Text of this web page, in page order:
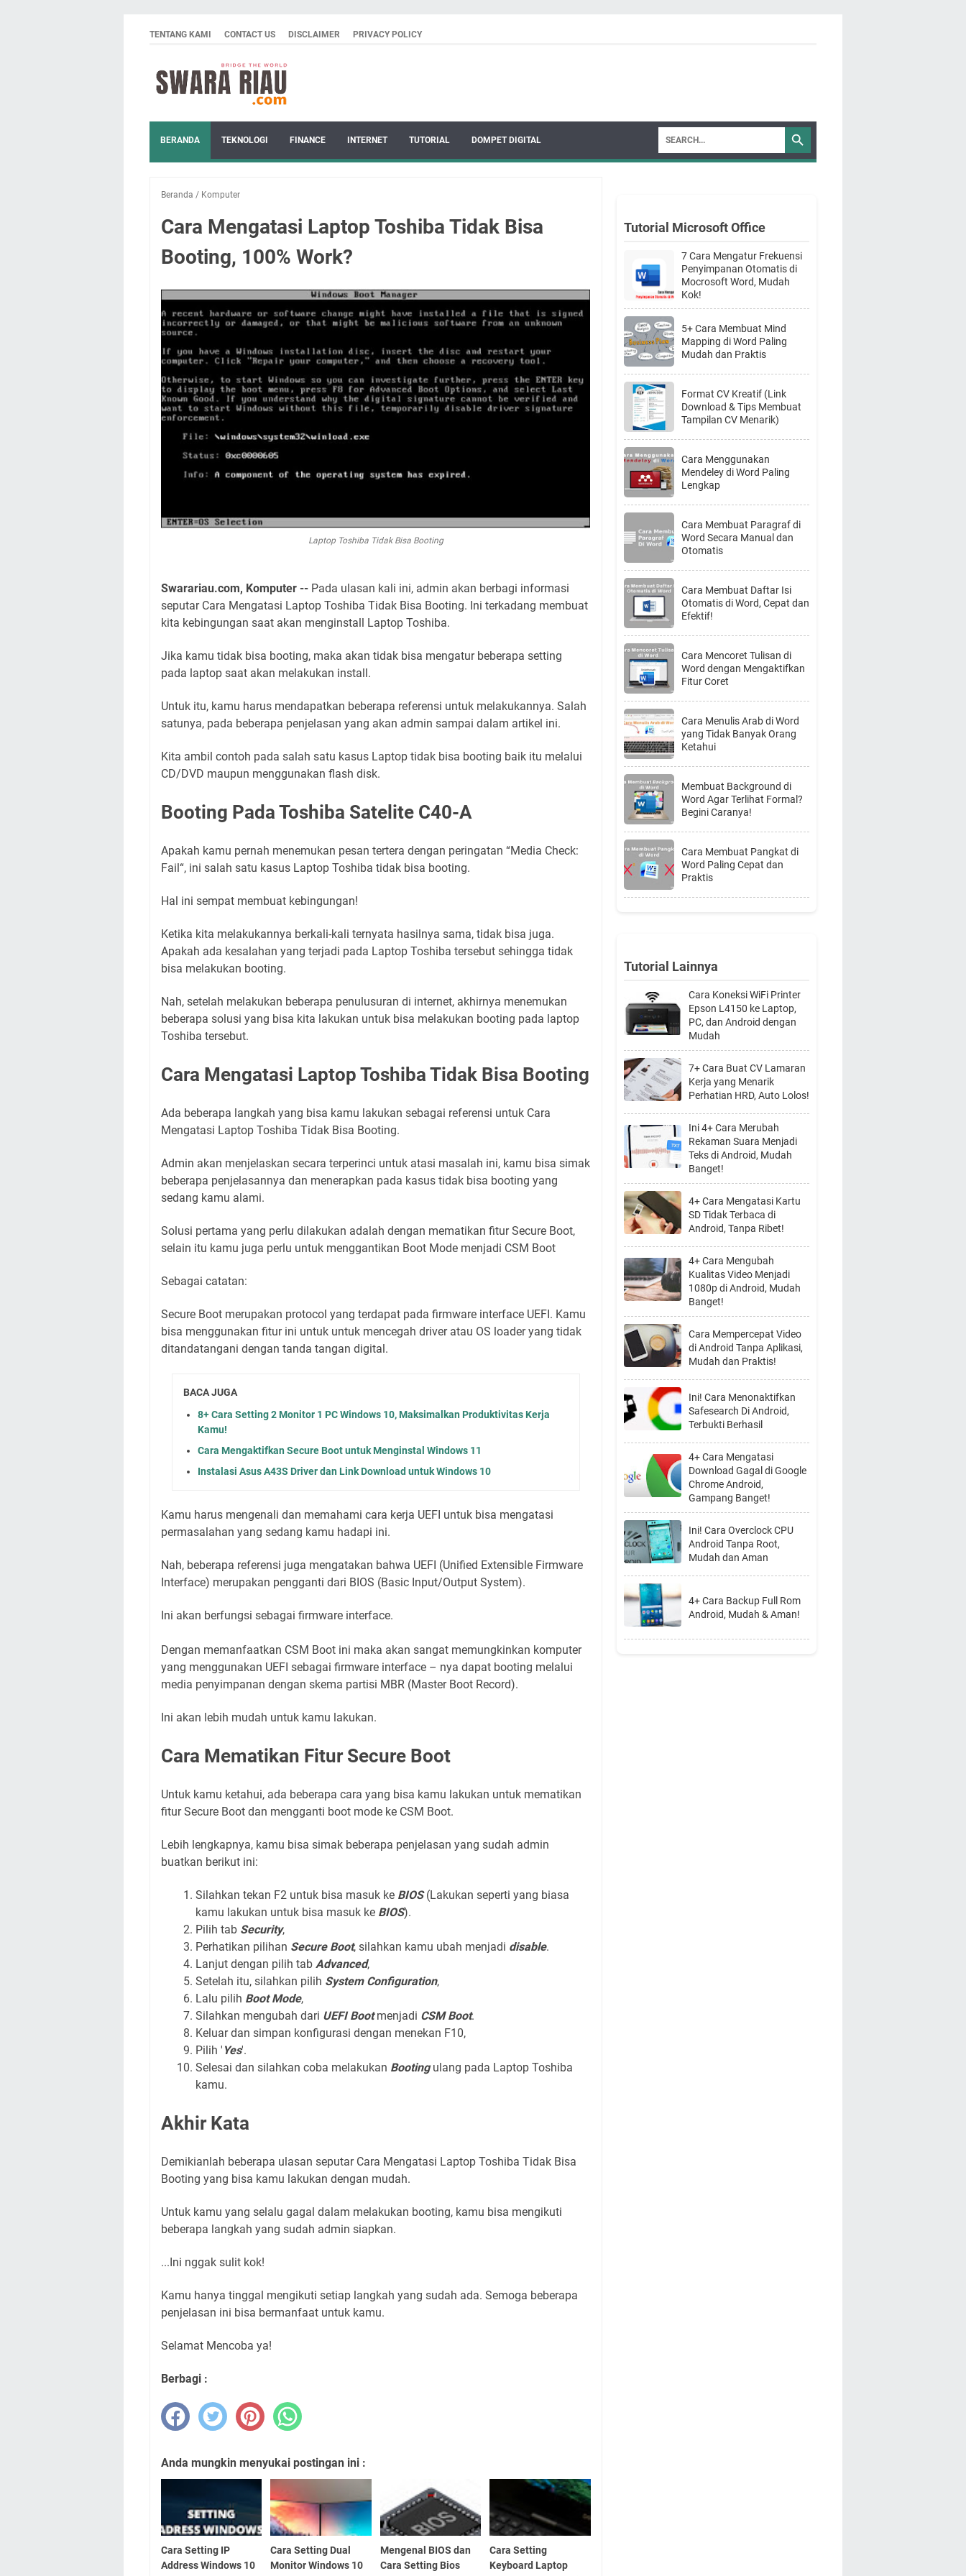
TENTANG KAMI CONTACT US DISCLAIMER PRIVACY POLICY
BERANDA TEKNOLOGI FINANCE INTERNET TUTORIAL DOMPET DIGITAL
Beranda / Komputer
Cara Mengatasi Laptop Toshiba Tidak Bisa
Booting, 100% Work?
Laptop Toshiba Tidak Bisa Booting
Swarariau.com, Komputer -- Pada ulasan kali ini, admin akan berbagi informasi
seputar Cara Mengatasi Laptop Toshiba Tidak Bisa Booting. Ini terkadang membuat
kita kebingungan saat akan menginstall Laptop Toshiba.
Jika kamu tidak bisa booting, maka akan tidak bisa mengatur beberapa setting
pada laptop saat akan melakukan install.
Untuk itu, kamu harus mendapatkan beberapa referensi untuk melakukannya. Salah
satunya, pada beberapa penjelasan yang akan admin sampai dalam artikel ini.
Kita ambil contoh pada salah satu kasus Laptop tidak bisa booting baik itu melalui
CD/DVD maupun menggunakan flash disk.
Booting Pada Toshiba Satelite C40-A
Apakah kamu pernah menemukan pesan tertera dengan peringatan “Media Check:
Fail“, ini salah satu kasus Laptop Toshiba tidak bisa booting.
Hal ini sempat membuat kebingungan!
Ketika kita melakukannya berkali-kali ternyata hasilnya sama, tidak bisa juga.
Apakah ada kesalahan yang terjadi pada Laptop Toshiba tersebut sehingga tidak
bisa melakukan booting.
Nah, setelah melakukan beberapa penulusuran di internet, akhirnya menemukan
beberapa solusi yang bisa kita lakukan untuk bisa melakukan booting pada laptop
Toshiba tersebut.
Cara Mengatasi Laptop Toshiba Tidak Bisa Booting
Ada beberapa langkah yang bisa kamu lakukan sebagai referensi untuk Cara
Mengatasi Laptop Toshiba Tidak Bisa Booting.
Admin akan menjelaskan secara terperinci untuk atasi masalah ini, kamu bisa simak
beberapa penjelasannya dan menerapkan pada kasus tidak bisa booting yang
sedang kamu alami.
Solusi pertama yang perlu dilakukan adalah dengan mematikan fitur Secure Boot,
selain itu kamu juga perlu untuk menggantikan Boot Mode menjadi CSM Boot
Sebagai catatan:
Secure Boot merupakan protocol yang terdapat pada firmware interface UEFI. Kamu
bisa menggunakan fitur ini untuk untuk mencegah driver atau OS loader yang tidak
ditandatangani dengan tanda tangan digital.
BACA JUGA
8+ Cara Setting 2 Monitor 1 PC Windows 10, Maksimalkan Produktivitas Kerja
Kamu!
Cara Mengaktifkan Secure Boot untuk Menginstal Windows 11
Instalasi Asus A43S Driver dan Link Download untuk Windows 10
Kamu harus mengenali dan memahami cara kerja UEFI untuk bisa mengatasi
permasalahan yang sedang kamu hadapi ini.
Nah, beberapa referensi juga mengatakan bahwa UEFI (Unified Extensible Firmware
Interface) merupakan pengganti dari BIOS (Basic Input/Output System).
Ini akan berfungsi sebagai firmware interface.
Dengan memanfaatkan CSM Boot ini maka akan sangat memungkinkan komputer
yang menggunakan UEFI sebagai firmware interface – nya dapat booting melalui
media penyimpanan dengan skema partisi MBR (Master Boot Record).
Ini akan lebih mudah untuk kamu lakukan.
Cara Mematikan Fitur Secure Boot
Untuk kamu ketahui, ada beberapa cara yang bisa kamu lakukan untuk mematikan
fitur Secure Boot dan mengganti boot mode ke CSM Boot.
Lebih lengkapnya, kamu bisa simak beberapa penjelasan yang sudah admin
buatkan berikut ini:
Silahkan tekan F2 untuk bisa masuk ke BIOS(Lakukan seperti yang biasa
kamu lakukan untuk bisa masuk ke BIOS).
Pilih tab Security,
Perhatikan pilihan Secure Boot, silahkan kamu ubah menjadi disable.
Lanjut dengan pilih tab Advanced,
Setelah itu, silahkan pilih System Configuration,
Lalu pilih Boot Mode,
Silahkan mengubah dari UEFI Bootmenjadi CSM Boot.
Keluar dan simpan konfigurasi dengan menekan F10,
Pilih ' Yes'.
Selesai dan silahkan coba melakukan Bootingulang pada Laptop Toshiba
kamu.
Akhir Kata
Demikianlah beberapa ulasan seputar Cara Mengatasi Laptop Toshiba Tidak Bisa
Booting yang bisa kamu lakukan dengan mudah.
Untuk kamu yang selalu gagal dalam melakukan booting, kamu bisa mengikuti
beberapa langkah yang sudah admin siapkan.
...Ini nggak sulit kok!
Kamu hanya tinggal mengikuti setiap langkah yang sudah ada. Semoga beberapa
penjelasan ini bisa bermanfaat untuk kamu.
Selamat Mencoba ya!
Berbagi :
Anda mungkin menyukai postingan ini :
Cara Setting IP
Address Windows 10
Cara Setting Dual
Monitor Windows 10
Mengenal BIOS dan
Cara Setting Bios
Cara Setting
Keyboard Laptop
Tutorial Microsoft Office
7 Cara Mengatur Frekuensi
Penyimpanan Otomatis di
Mocrosoft Word, Mudah
Kok!
5+ Cara Membuat Mind
Mapping di Word Paling
Mudah dan Praktis
Format CV Kreatif (Link
Download & Tips Membuat
Tampilan CV Menarik)
Cara Menggunakan
Mendeley di Word Paling
Lengkap
Cara Membuat Paragraf di
Word Secara Manual dan
Otomatis
Cara Membuat Daftar Isi
Otomatis di Word, Cepat dan
Efektif!
Cara Mencoret Tulisan di
Word dengan Mengaktifkan
Fitur Coret
Cara Menulis Arab di Word
yang Tidak Banyak Orang
Ketahui
Membuat Background di
Word Agar Terlihat Formal?
Begini Caranya!
Cara Membuat Pangkat di
Word Paling Cepat dan
Praktis
Tutorial Lainnya
Cara Koneksi WiFi Printer
Epson L4150 ke Laptop,
PC, dan Android dengan
Mudah
7+ Cara Buat CV Lamaran
Kerja yang Menarik
Perhatian HRD, Auto Lolos!
Ini 4+ Cara Merubah
Rekaman Suara Menjadi
Teks di Android, Mudah
Banget!
4+ Cara Mengatasi Kartu
SD Tidak Terbaca di
Android, Tanpa Ribet!
4+ Cara Mengubah
Kualitas Video Menjadi
1080p di Android, Mudah
Banget!
Cara Mempercepat Video
di Android Tanpa Aplikasi,
Mudah dan Praktis!
Ini! Cara Menonaktifkan
Safesearch Di Android,
Terbukti Berhasil
4+ Cara Mengatasi
Download Gagal di Google
Chrome Android,
Gampang Banget!
Ini! Cara Overclock CPU
Android Tanpa Root,
Mudah dan Aman
4+ Cara Backup Full Rom
Android, Mudah & Aman!